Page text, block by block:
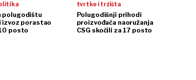
polugodištu
izvoz porastao
posto
tvrtke i tržišta
Polugodišnji prihodi
proizvođača naoružanja
CSG skočili za 17 posto